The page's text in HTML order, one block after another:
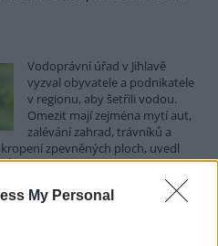
My Personal
Vodoprávní úřad v Jihlavě
vyzval obyvatele a podnikatele
v regionu, aby šetřili vodou.
Omezit mají zejména mytí aut,
zalévání zahrad, trávníků a
zpevněných ploch, uvedl
Úřad podle něj bude víc
k šetření vodou platí pro
jako obec s rozšířenou